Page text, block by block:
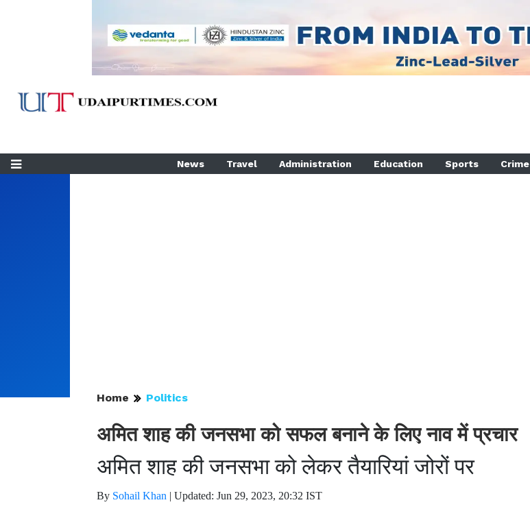
News Travel Administration Education Sports Crime
Home Politics
अमित शाह की जनसभा को सफल बनाने के लिए नाव में प्रचार
अमित शाह की जनसभा को लेकर तैयारियां जोरों पर
By Sohail Khan | Updated: Jun 29, 2023, 20:32 IST